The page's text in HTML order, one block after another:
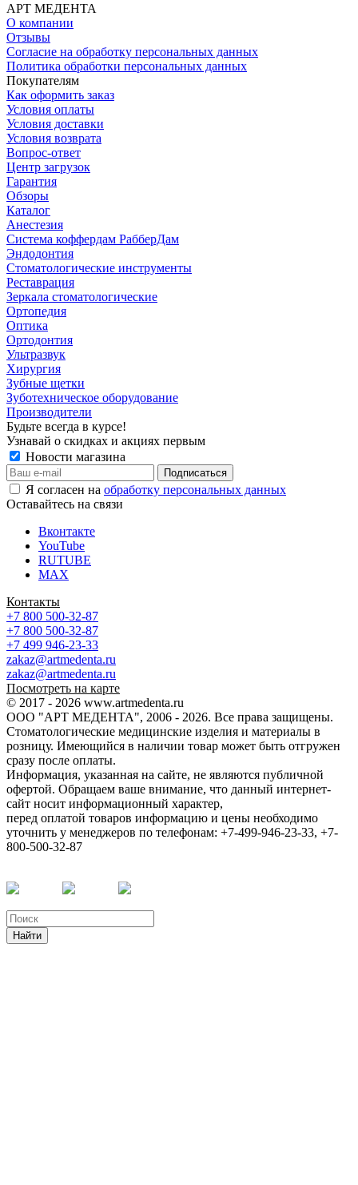
АРТ МЕДЕНТА
О компании
Отзывы
Согласие на обработку персональных данных
Политика обработки персональных данных
Покупателям
Как оформить заказ
Условия оплаты
Условия доставки
Условия возврата
Вопрос-ответ
Центр загрузок
Гарантия
Обзоры
Каталог
Анестезия
Система коффердам РабберДам
Эндодонтия
Стоматологические инструменты
Реставрация
Зеркала стоматологические
Ортопедия
Оптика
Ортодонтия
Ультразвук
Хирургия
Зубные щетки
Зуботехническое оборудование
Производители
Будьте всегда в курсе!
Узнавай о скидках и акциях первым
Новости магазина
Я согласен на обработку персональных данных
Оставайтесь на связи
Вконтакте
YouTube
RUTUBE
MAX
Контакты
+7 800 500-32-87
+7 800 500-32-87
+7 499 946-23-33
zakaz@artmedenta.ru
zakaz@artmedenta.ru
Посмотреть на карте
© 2017 - 2026 www.artmedenta.ru
ООО "АРТ МЕДЕНТА", 2006 - 2026. Все права защищены.
Стоматологические медицинские изделия и материалы в
розницу. Имеющийся в наличии товар может быть отгружен
сразу после оплаты.
Информация, указанная на сайте, не являются публичной
офертой. Обращаем ваше внимание, что данный интернет-
сайт носит информационный характер,
перед оплатой товаров информацию и цены необходимо
уточнить у менеджеров по телефонам: +7-499-946-23-33, +7-
800-500-32-87
Найти